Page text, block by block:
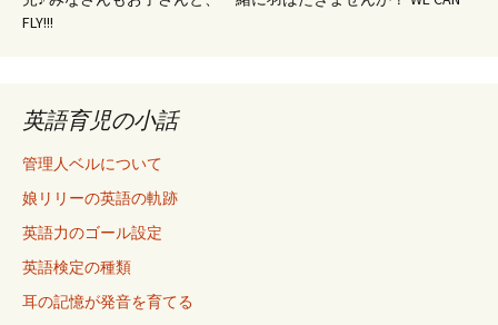
FLY!!!
英語育児の小話
管理人ベルについて
娘リリーの英語の軌跡
英語力のゴール設定
英語検定の種類
耳の記憶が発音を育てる